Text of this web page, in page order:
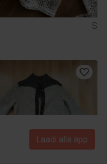
S
Laadi alla äpp